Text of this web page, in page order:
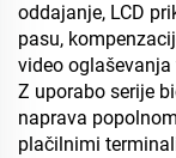
oddajanje, LCD
pasu,
video
Z uporabo serije
naprava
plačilnimi